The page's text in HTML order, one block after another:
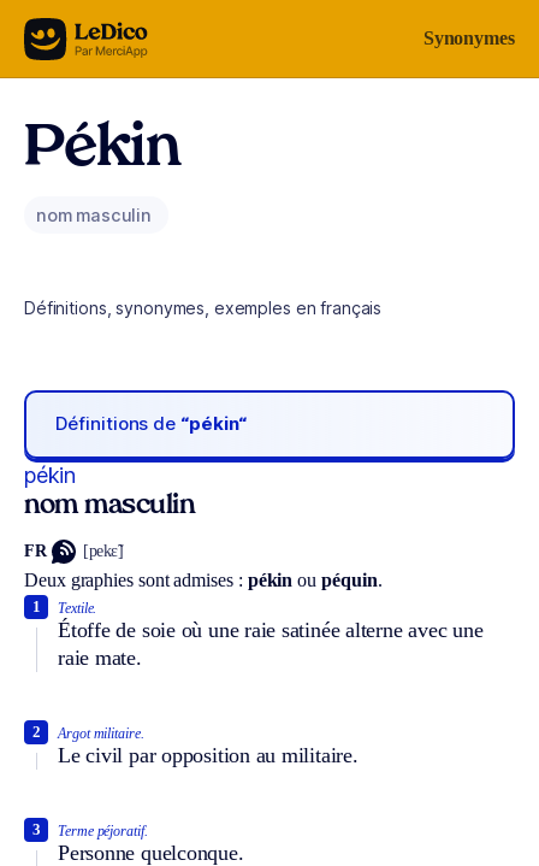
Aller au contenu Synonymes
Pékin
nom masculin
Définitions, synonymes, exemples en français
Définitions de “pékin“
pékin
nom masculin
FR [pekɛ̃]
Deux graphies sont admises : pékin ou péquin.
Textile.
Étoffe de soie où une raie satinée alterne avec une
raie mate.
1
Argot militaire.
Le civil par opposition au militaire.
2
Terme péjoratif.
Personne quelconque.
3